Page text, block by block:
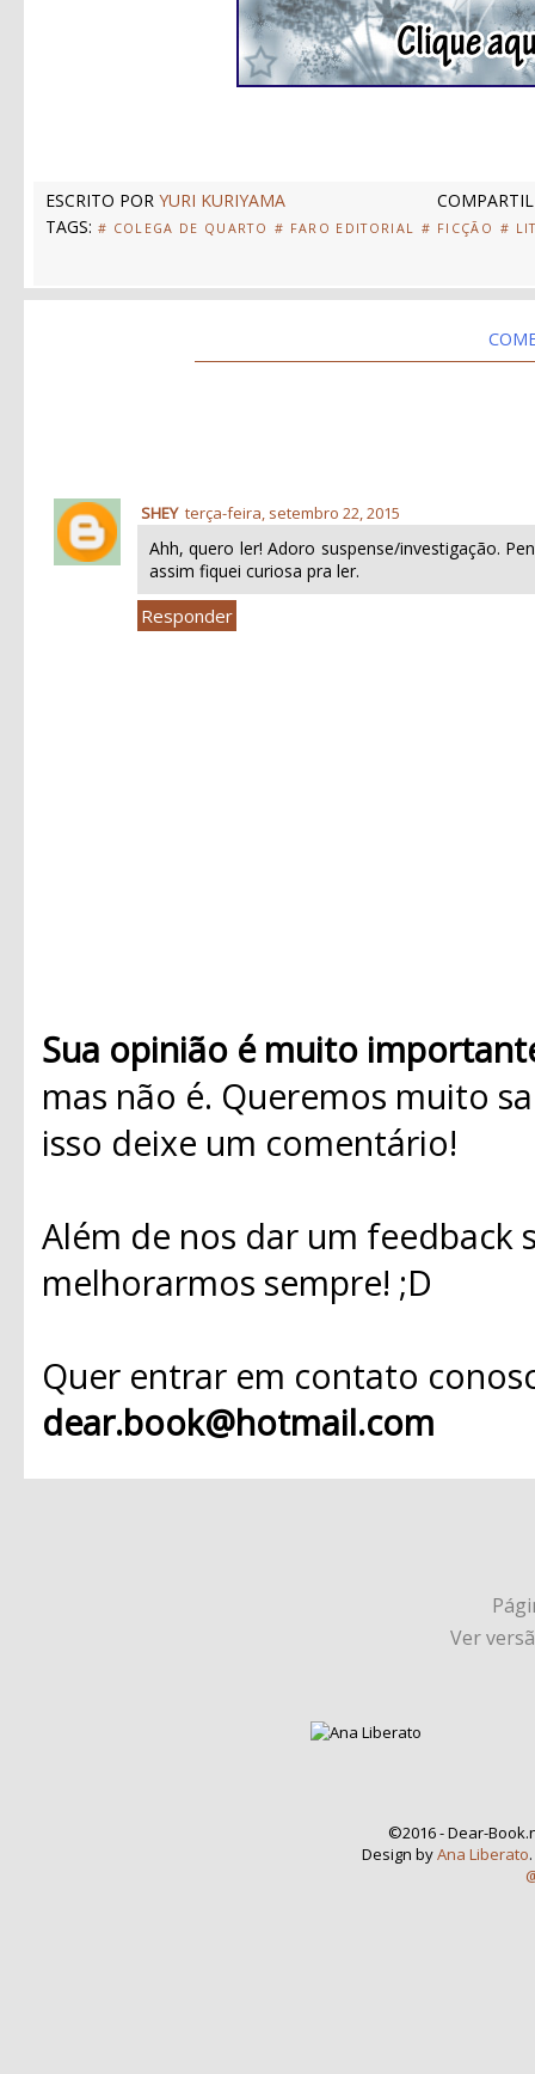
ESCRITO POR YURI KURIYAMA
TAGS: # COLEGA DE QUARTO # FARO EDITORIAL # FICÇÃO #
SHEY terça-feira, setembro 22, 2015
Ahh, quero ler! Adoro suspense/investigação.
assim fiquei curiosa pra ler.
Responder
Sua opinião é muito
mas não é. Queremos muito
isso deixe um comentário!
Além de nos dar um
melhorarmos sempre! ;D
Quer entrar em contato
dear.book@hotmail.com
Ver
©2016 - Dear-
Design byAna Liberato